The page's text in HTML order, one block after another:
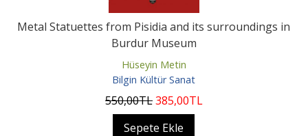
Metal Statuettes from Pisidia and its surroundings in
Burdur Museum
Hüseyin Metin
Bilgin Kültür Sanat
550,00TL385,00TL
Sepete Ekle